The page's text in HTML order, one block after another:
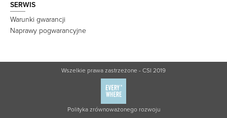
SERWIS
Warunki gwarancji
Naprawy pogwarancyjne
Wszelkie prawa zastrzeżone - CSI 2019
Polityka zrównoważonego rozwoju